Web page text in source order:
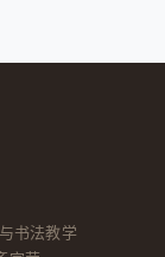
书法教学